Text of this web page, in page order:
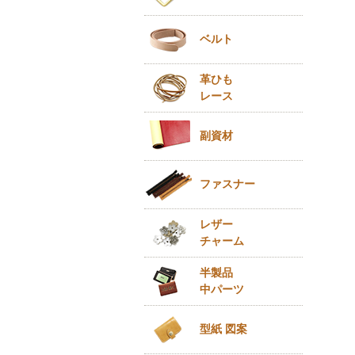
ベルト
革ひも
レース
副資材
ファスナー
レザー
チャーム
半製品
中パーツ
型紙 図案